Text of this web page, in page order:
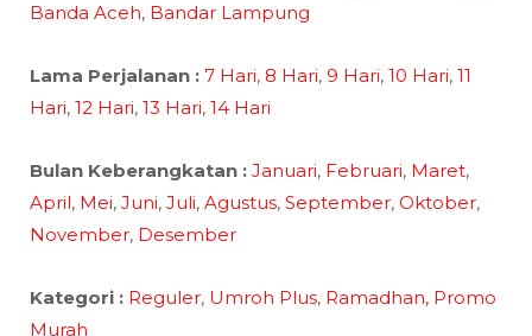
Banda Aceh, Bandar Lampung
Lama Perjalanan : 7 Hari, 8 Hari, 9 Hari, 10 Hari, 11
Hari, 12 Hari, 13 Hari, 14 Hari
Bulan Keberangkatan : Januari, Februari, Maret,
April, Mei, Juni, Juli, Agustus, September, Oktober,
November, Desember
Kategori : Reguler, Umroh Plus, Ramadhan, Promo
Murah